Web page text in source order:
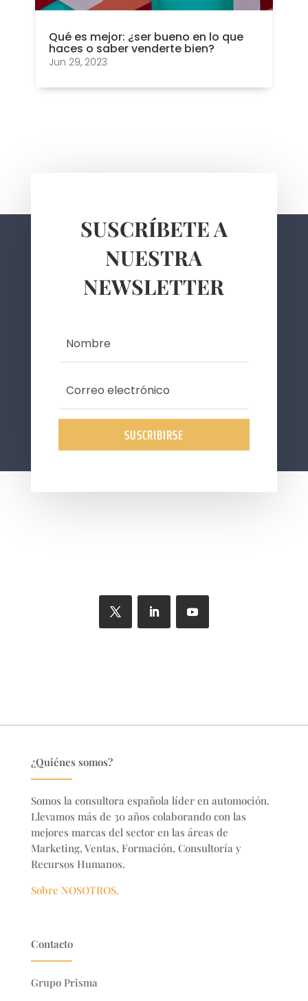
Qué es mejor: ¿ser bueno en lo que
haces o saber venderte bien?
Jun 29, 2023
SUSCRÍBETE A
NUESTRA
NEWSLETTER
SUSCRIBIRSE
¿Quiénes somos?
Somos la consultora española líder en automoción.
Llevamos más de 30 años colaborando con las
mejores marcas del sector en las áreas de
Marketing, Ventas, Formación, Consultoría y
Recursos Humanos.
Sobre NOSOTROS.
Contacto
Grupo Prisma